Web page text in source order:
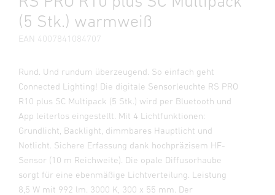
(5 Stk.) warmweiß
EAN 4007841084707
Rund. Und rundum überzeugend. So einfach geht
Connected Lighting! Die digitale Sensorleuchte RS PRO
R10 plus SC Multipack (5 Stk.) wird per Bluetooth und
App leiterlos eingestellt. Mit 4 Lichtfunktionen:
Grundlicht, Backlight, dimmbares Hauptlicht und
Notlicht. Sichere Erfassung dank hochpräzisem HF-
Sensor (10 m Reichweite). Die opale Diffusorhaube
sorgt für eine ebenmäßige Lichtverteilung. Leistung
8,5 W mit 992 lm. 3000 K, 300 x 55 mm. Der